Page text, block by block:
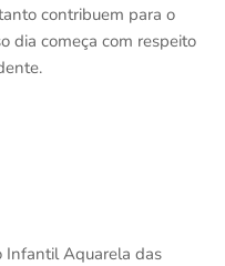
contribuem para o
dia começa com respeito
Infantil Aquarela das